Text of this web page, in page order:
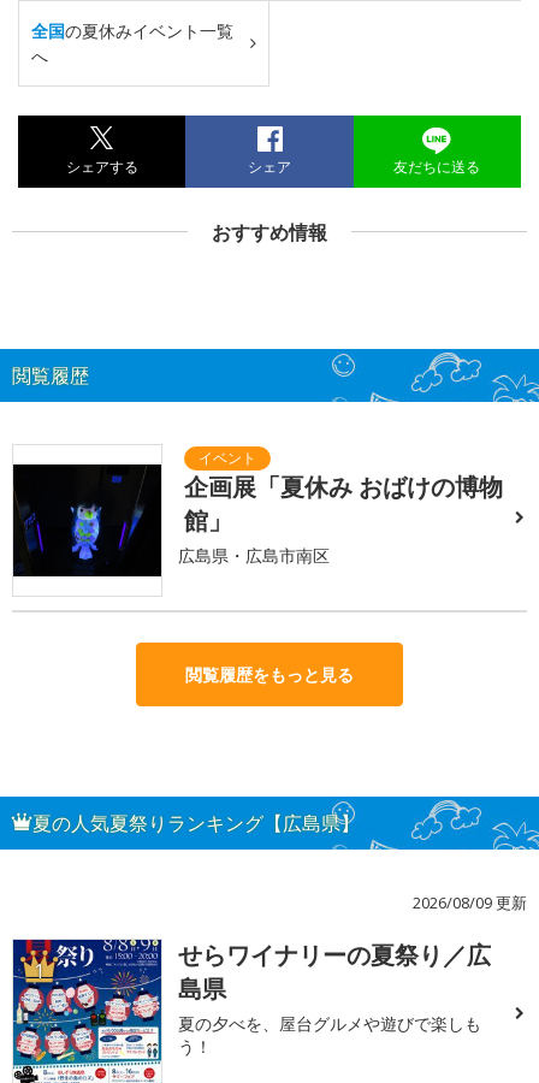
全国の夏休みイベント一覧
へ
シェアする シェア 友だちに送る
おすすめ情報
閲覧履歴
企画展「夏休み おばけの博物
館」
広島県・広島市南区
閲覧履歴をもっと見る
夏の人気夏祭りランキング【広島県】
2026/08/09 更新
1
せらワイナリーの夏祭り／広
島県
夏の夕べを、屋台グルメや遊びで楽しも
う！